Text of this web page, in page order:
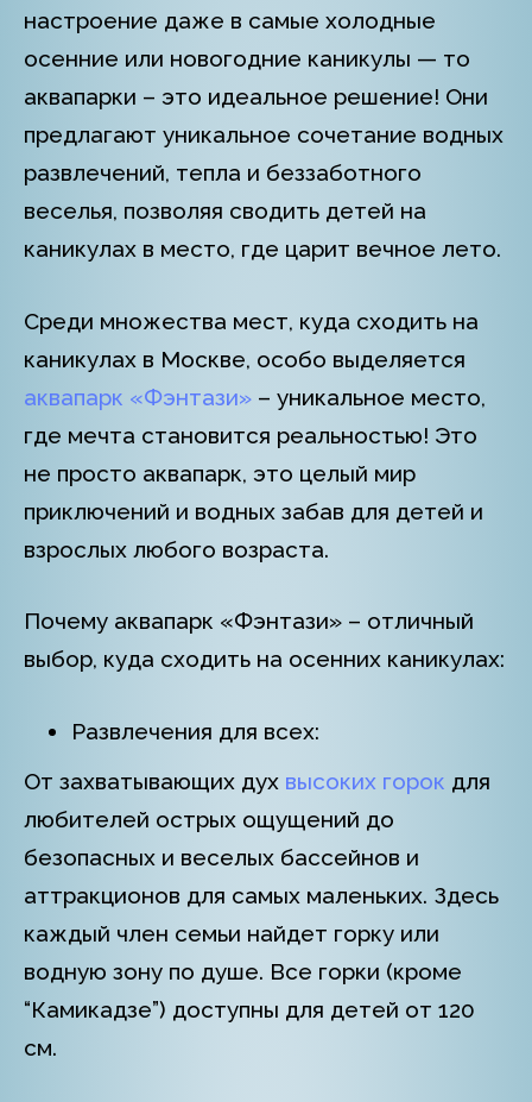
настроение даже в самые холодные
осенние или новогодние каникулы — то
аквапарки – это идеальное решение! Они
предлагают уникальное сочетание водных
развлечений, тепла и беззаботного
веселья, позволяя сводить детей на
каникулах в место, где царит вечное лето.
Среди множества мест, куда сходить на
каникулах в Москве, особо выделяется
аквапарк «Фэнтази» – уникальное место,
где мечта становится реальностью! Это
не просто аквапарк, это целый мир
приключений и водных забав для детей и
взрослых любого возраста.
Почему аквапарк «Фэнтази» – отличный
выбор, куда сходить на осенних каникулах:
Развлечения для всех:
От захватывающих дух высоких горок для
любителей острых ощущений до
безопасных и веселых бассейнов и
аттракционов для самых маленьких. Здесь
каждый член семьи найдет горку или
водную зону по душе. Все горки (кроме
“Камикадзе”) доступны для детей от 120
см.